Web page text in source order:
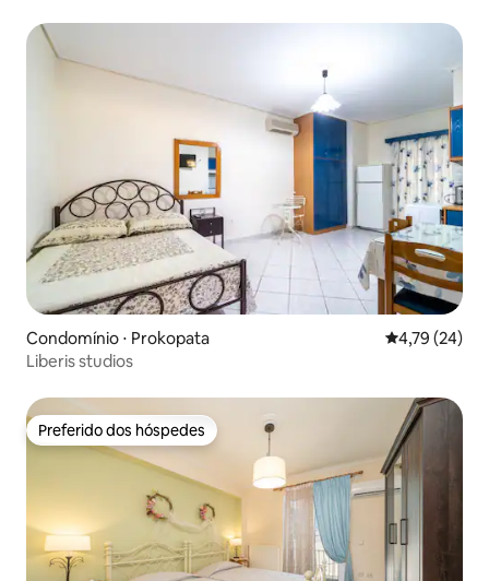
Condomínio ⋅ Prokopata 4,79 de uma
4,79 (24)
Liberis studios
Preferido dos hóspedes
Preferido dos hóspedes